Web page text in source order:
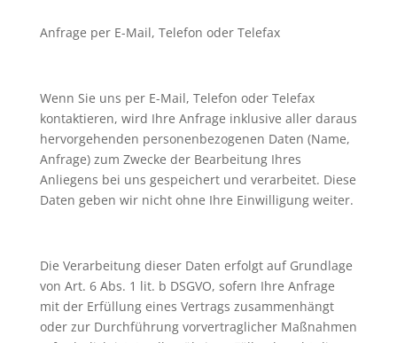
Anfrage per E-Mail, Telefon oder Telefax
Wenn Sie uns per E-Mail, Telefon oder Telefax
kontaktieren, wird Ihre Anfrage inklusive aller daraus
hervorgehenden personenbezogenen Daten (Name,
Anfrage) zum Zwecke der Bearbeitung Ihres
Anliegens bei uns gespeichert und verarbeitet. Diese
Daten geben wir nicht ohne Ihre Einwilligung weiter.
Die Verarbeitung dieser Daten erfolgt auf Grundlage
von Art. 6 Abs. 1 lit. b DSGVO, sofern Ihre Anfrage
mit der Erfüllung eines Vertrags zusammenhängt
oder zur Durchführung vorvertraglicher Maßnahmen